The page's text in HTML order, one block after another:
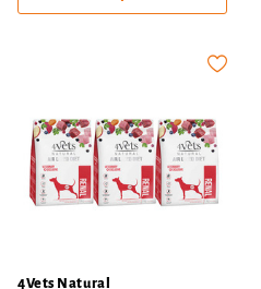
4Vets Natural